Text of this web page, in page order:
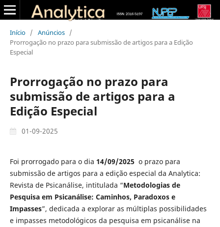
Início / Anúncios /
Prorrogação no prazo para submissão de artigos para a Edição
Especial
Prorrogação no prazo para
submissão de artigos para a
Edição Especial
01-09-2025
Foi prorrogado para o dia 14/09/2025 o prazo para
submissão de artigos para a edição especial da Analytica:
Revista de Psicanálise, intitulada “Metodologias de
Pesquisa em Psicanálise: Caminhos, Paradoxos e
Impasses”, dedicada a explorar as múltiplas possibilidades
e impasses metodológicos da pesquisa em psicanálise na